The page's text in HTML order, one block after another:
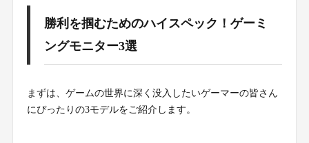
勝利を掴むためのハイスペック！ゲーミ
ングモニター3選
まずは、ゲームの世界に深く没入したいゲーマーの皆さん
にぴったりの3モデルをご紹介します。